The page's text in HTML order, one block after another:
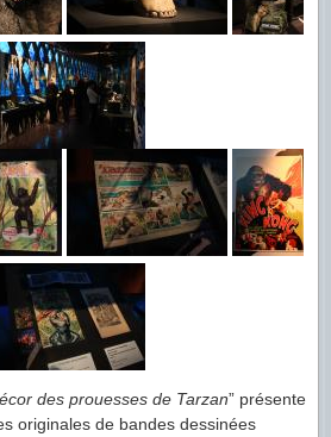
des prouesses de Tarzan” présente
originales de bandes dessinées